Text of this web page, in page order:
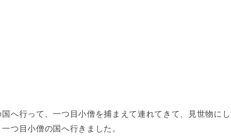
へ行って、一つ目小僧を捕まえて連れてきて、見世物にし
つ目小僧の国へ行きました。